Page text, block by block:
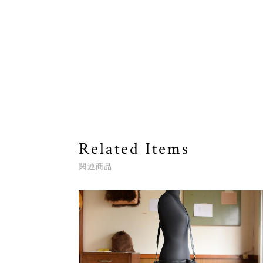
Related Items
関連商品